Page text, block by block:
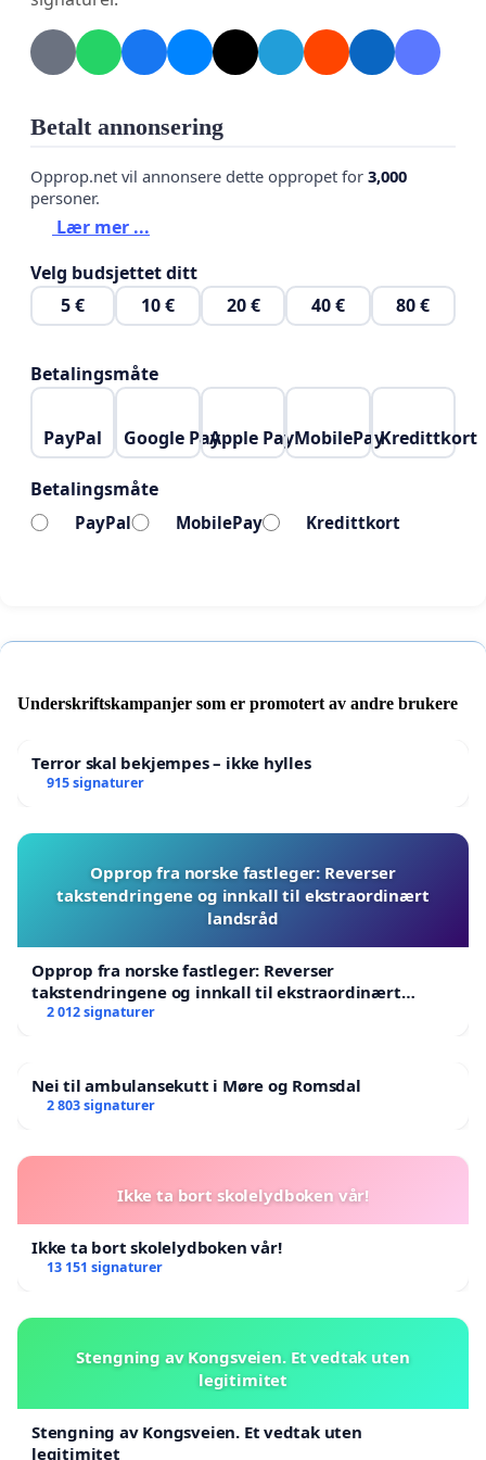
En trygg skolevei og mindre biltrafikk
og miljøskifte ved behov
Å bevare skogen, ballbanene og de unike
uteområdene til barneskolebarna våre
Signer – og hjelp oss vise at Frogn trenger
Dyrløkkeåsen som den er i dag.
Betalt annonsering
Opprop.net vil annonsere dette oppropet for 3,000
personer.
Lær mer ...
Velg budsjettet ditt
5 €
10 € 20 € 40 € 80 €
Betalingsmåte
PayPal Google PayApple PayMobilePayKredittkort
Betalingsmåte
PayPal MobilePay Kredittkort
Underskriftskampanjer som er promotert av andre brukere
Terror skal bekjempes – ikke hylles
915 signaturer
Opprop fra norske fastleger: Reverser
takstendringene og innkall til ekstraordinært
landsråd
Opprop fra norske fastleger: Reverser
takstendringene og innkall til ekstraordinært
landsråd
2 012 signaturer
Nei til ambulansekutt i Møre og Romsdal
2 803 signaturer
Ikke ta bort skolelydboken vår!
Ikke ta bort skolelydboken vår!
13 151 signaturer
Stengning av Kongsveien. Et vedtak uten
legitimitet
Stengning av Kongsveien. Et vedtak uten
legitimitet